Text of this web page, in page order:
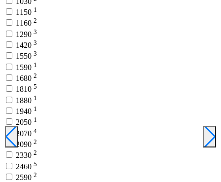
1150 1
1160 2
1290 3
1420 3
1550 3
1590 1
1680 2
1810 5
1880 1
1940 1
2050 1
2070 4
2090 2
2330 2
2460 5
2590 2